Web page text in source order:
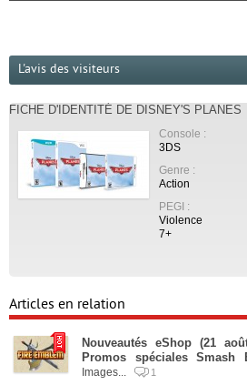
L'avis des visiteurs
FICHE D'IDENTITÉ DE DISNEY'S PLANES
Console :
3DS
Genre :
Action
PEGI :
Violence
7+
Articles en relation
Nouveautés eShop (21
Promos spéciales Smash
Images...
1